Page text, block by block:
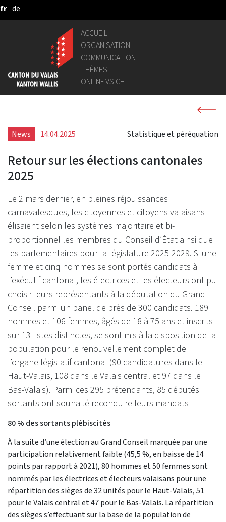
Saut au contenu principal
fr de
ACCUEIL
ORGANISATION
COMMUNICATION
THÈMES
ONLINE.VS.CH
News 14.04.2025 Statistique et péréquation
Retour sur les élections cantonales
2025
Le 2 mars dernier, en pleines réjouissances
carnavalesques, les citoyennes et citoyens valaisans
élisaient selon les systèmes majoritaire et bi-
proportionnel les membres du Conseil d’État ainsi que
les parlementaires pour la législature 2025-2029. Si une
femme et cinq hommes se sont portés candidats à
l’exécutif cantonal, les électrices et les électeurs ont pu
choisir leurs représentants à la députation du Grand
Conseil parmi un panel de près de 300 candidats. 189
hommes et 106 femmes, âgés de 18 à 75 ans et inscrits
sur 13 listes distinctes, se sont mis à la disposition de la
population pour le renouvellement complet de
l’organe législatif cantonal (90 candidatures dans le
Haut-Valais, 108 dans le Valais central et 97 dans le
Bas-Valais). Parmi ces 295 prétendants, 85 députés
sortants ont souhaité reconduire leurs mandats
80 % des sortants plébiscités
À la suite d’une élection au Grand Conseil marquée par une
participation relativement faible (45,5 %, en baisse de 14
points par rapport à 2021), 80 hommes et 50 femmes sont
nommés par les électrices et électeurs valaisans pour une
répartition des sièges de 32 unités pour le Haut-Valais, 51
pour le Valais central et 47 pour le Bas-Valais. La répartition
des sièges s’effectuant sur la base de la population de